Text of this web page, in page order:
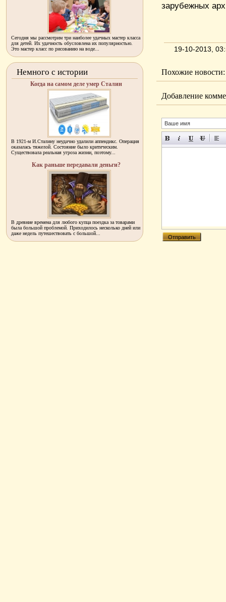
зарубежных
19-10-2013,
Похожие новости:
Добавление
Сегодня мы рассмотрим три наиболее удачных мастер класса
для детей. Их удачность обусловлена их популярностью.
Это мастер класс по рисованию на воде...
Немного с истории
Когда на самом деле умер Сталин
В 1921-м И.Сталину неудачно удалили аппендикс. Операция
оказалась тяжелой. Состояние было критическим.
Существовала реальная угроза жизни, поэтому...
Как раньше передавали деньги?
В древние времена для любого купца поездка за товарами
была большой проблемой. Приходилось несколько дней или
даже недель путешествовать с большой...